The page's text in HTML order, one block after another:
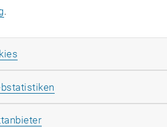
.
Marketing Cookies zulassen